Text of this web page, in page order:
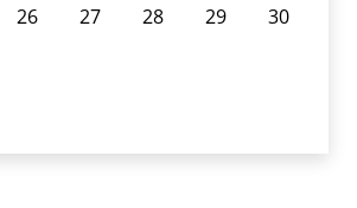
26 27 28 29
30